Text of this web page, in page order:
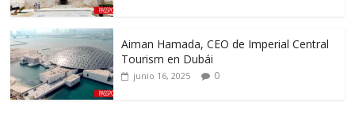
Aiman Hamada, CEO de Imperial Central
Tourism en Dubái
junio 16, 2025 0